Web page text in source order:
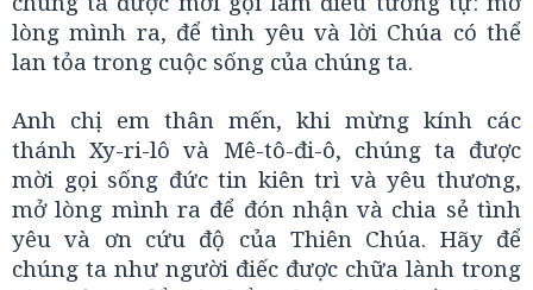
lòng mình ra, để tình yêu và lời Chúa có thể
lan tỏa trong cuộc sống của chúng ta.
Anh chị em thân mến, khi mừng kính các
thánh Xy-ri-lô và Mê-tô-đi-ô, chúng ta được
mời gọi sống đức tin kiên trì và yêu thương,
mở lòng mình ra để đón nhận và chia sẻ tình
yêu và ơn cứu độ của Thiên Chúa. Hãy để
chúng ta như người điếc được chữa lành trong